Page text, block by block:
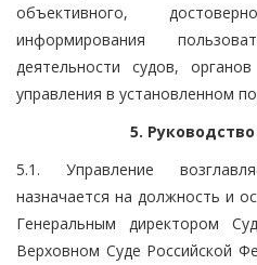
объективного,
информирования
деятельности судов,
управления в установленном
5.
5.1. Управление
назначается на должность и
Генеральным директором
Верховном Суде Российской